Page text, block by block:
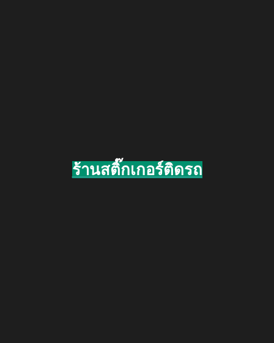
ร้านสติ๊กเกอร์ติดรถ